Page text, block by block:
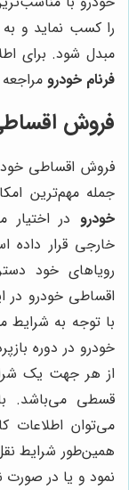
را کسب نماید و
مبدل شود. برای
فرنام خودرو
فروش
فروش اقساطی
جمله مهم‌ترین
خودرو در
خارجی قرار داده
رویاهای خود
اقساطی خودرو در
با توجه به شرایط
خودرو در دوره
از هر جهت یک
قسطی می‌باشد.
می‌توان اطلاعات
همین‌طور شرایط
نمود و یا در صورت